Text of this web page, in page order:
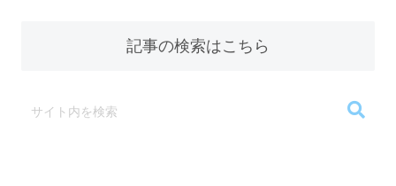
記事の検索はこちら